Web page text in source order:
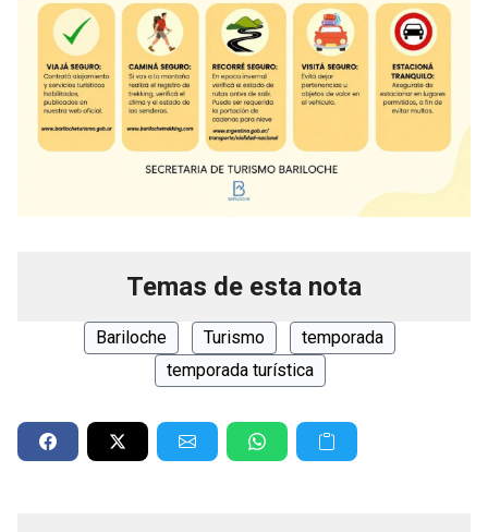
Temas de esta nota
Bariloche Turismo
temporada
temporada turística